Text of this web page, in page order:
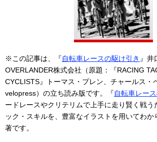
※この記事は、『自転車レースの駆け引き 』井
OVERLANDER株式会社（原題：『RACING
CYCLISTS』トーマス・プレン、チャールス・
velopress）の立ち読み版です。『自転車レー
ードレースやクリテリムで上手に走り賢く戦う
ック・スキルを、豊富なイラストを用いてわか
著です。